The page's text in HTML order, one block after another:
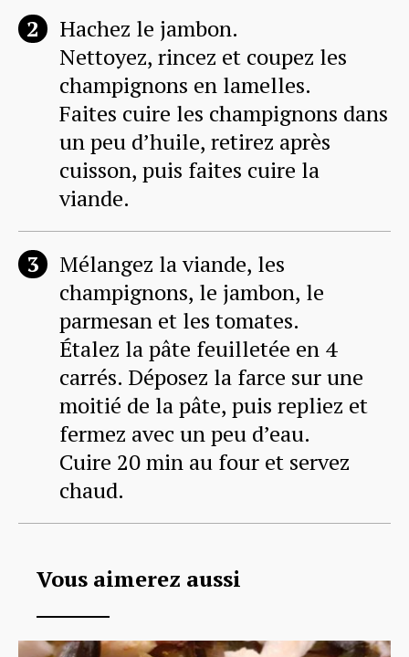
Hachez le jambon.
Nettoyez, rincez et coupez les
champignons en lamelles.
Faites cuire les champignons dans
un peu d’huile, retirez après
cuisson, puis faites cuire la
viande.
Mélangez la viande, les
champignons, le jambon, le
parmesan et les tomates.
Étalez la pâte feuilletée en 4
carrés. Déposez la farce sur une
moitié de la pâte, puis repliez et
fermez avec un peu d’eau.
Cuire 20 min au four et servez
chaud.
Vous aimerez aussi